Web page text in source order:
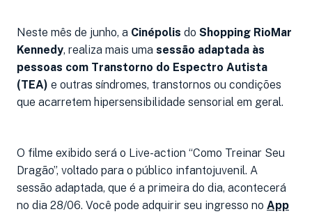
Neste mês de junho, a Cinépolis do Shopping RioMar
Kennedy, realiza mais uma sessão adaptada às
pessoas com Transtorno do Espectro Autista
(TEA) e outras síndromes, transtornos ou condições
que acarretem hipersensibilidade sensorial em geral.
O filme exibido será o Live-action “Como Treinar Seu
Dragão”, voltado para o público infantojuvenil. A
sessão adaptada, que é a primeira do dia, acontecerá
no dia 28/06. Você pode adquirir seu ingresso no App